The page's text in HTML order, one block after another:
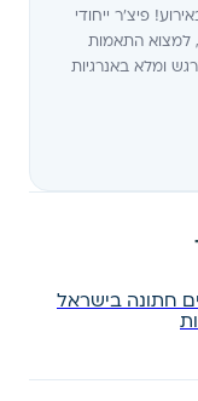
פיצ'ר ייחודי
למצוא התאמות
ומלא באנרגיות
חתונה בישראל